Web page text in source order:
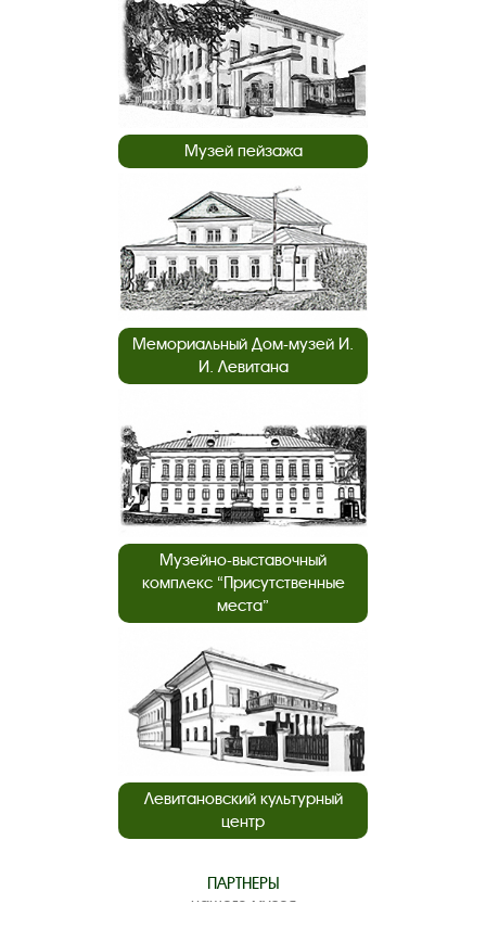
Музей пейзажа
Мемориальный Дом-музей И.
И. Левитана
Музейно-выставочный
комплекс “Присутственные
места”
Левитановский культурный
центр
ПАРТНЕРЫ
нашего музея